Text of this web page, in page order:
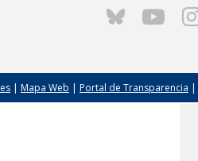
| Mapa Web | Portal de Transparencia |